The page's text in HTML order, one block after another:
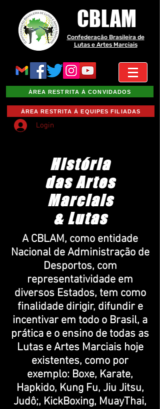
CBLAM
Confederação Brasileira de
Lutas e Artes Marciais
ÁREA RESTRITA À CONVIDADOS
ÁREA RESTRITA À EQUIPES FILIADAS
Login
História
das Artes
Marciais
& Lutas
A CBLAM, como entidade
Nacional de Administração de
Desportos, com
representatividade em
diversos Estados, tem como
finalidade dirigir, difundir e
incentivar em todo o Brasil, a
prática e o ensino de todas as
Lutas e Artes Marciais hoje
existentes, como por
exemplo: Boxe, Karate,
Hapkido, Kung Fu, Jiu Jitsu,
Judô;, KickBoxing, MuayThai,